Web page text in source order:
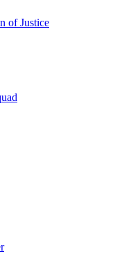
of Justice